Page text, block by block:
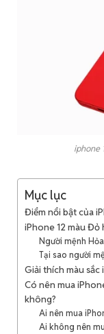
iphone
Mục lục
Điểm nổi bật của
iPhone 12 màu Đỏ
Người mệnh
Tại sao người
Giải thích màu
Có nên mua
không?
Ai nên mua
Ai không nên